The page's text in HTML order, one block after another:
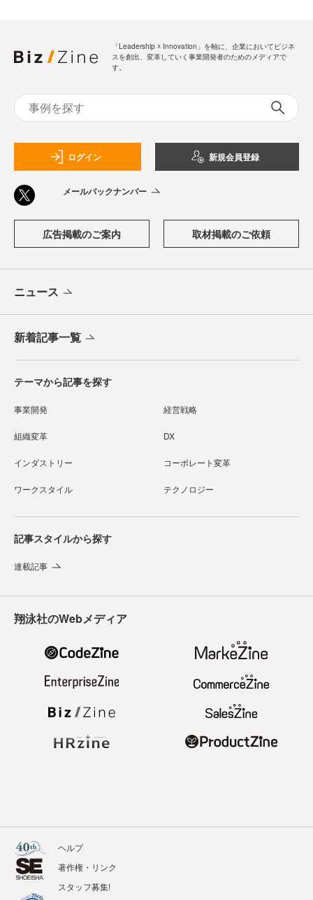
「Leadership ☓ Innovation」を軸に、企業においてビジネ
スを創出、変革していく事業開発者のためのメディアで
す。
ログイン 新規会員登録
メールバックナンバー
広告掲載のご案内 取材掲載のご依頼
ニュース
新着記事一覧
テーマから記事を探す
事業開発 経営戦略
組織変革 DX
インダストリー コーポレート変革
ワークスタイル テクノロジー
記事スタイルから探す
連載記事
翔泳社のWebメディア
ヘルプ
著作権・リンク
スタッフ募集!